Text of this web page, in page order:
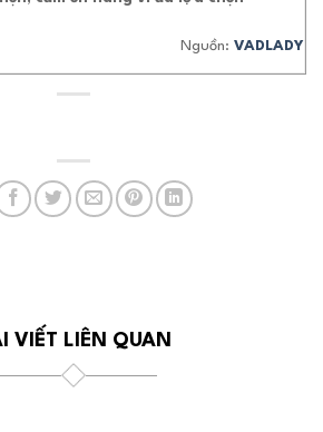
Nguồn: VADLADY
VIẾT LIÊN QUAN